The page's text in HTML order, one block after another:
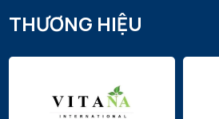
THƯƠNG HIỆU